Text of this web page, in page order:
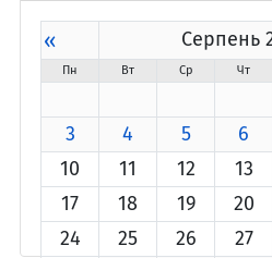
« Серпень
Пн Вт Ср Чт
3
4 5 6
10
11 12 13
17
18 19 20
24
25 26 27